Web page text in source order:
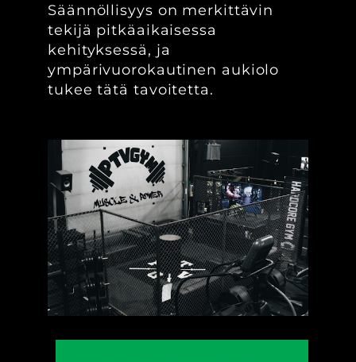
Säännöllisyys on merkittävin
tekijä pitkäaikaisessa
kehityksessä, ja
ympärivuorokautinen aukiolo
tukee tätä tavoitetta.